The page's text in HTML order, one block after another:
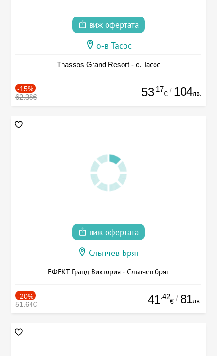
виж офертата
о-в Тасос
Thassos Grand Resort - о. Тасос
-15%
62.38€ 53.17
€ / 104лв.
виж офертата
Слънчев Бряг
ЕФЕКТ Гранд Виктория - Слънчев бряг
-20%
51.64€ 41.42
€ / 81лв.